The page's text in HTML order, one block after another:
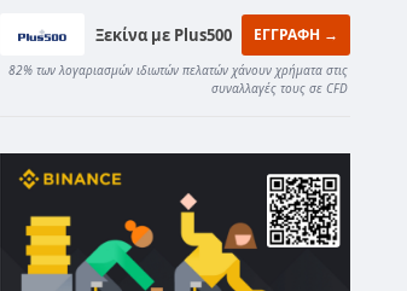
Ξεκίνα με Plus500 ΕΓΓΡΑΦΗ →
82% των λογαριασμών ιδιωτών πελατών χάνουν χρήματα στις
συναλλαγές τους σε CFD